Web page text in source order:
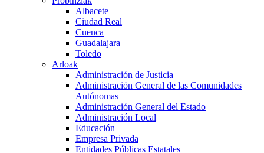
Albacete
Ciudad Real
Cuenca
Guadalajara
Toledo
Arloak
Administración de Justicia
Administración General de las Comunidades
Autónomas
Administración General del Estado
Administración Local
Educación
Empresa Privada
Entidades Públicas Estatales